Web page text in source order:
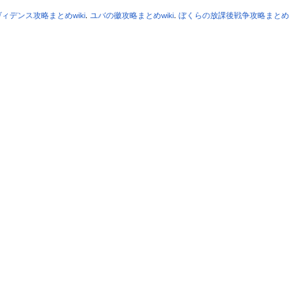
デンス攻略まとめwiki. ユバの徽攻略まとめwiki. ぼくらの放課後戦争攻略まとめ